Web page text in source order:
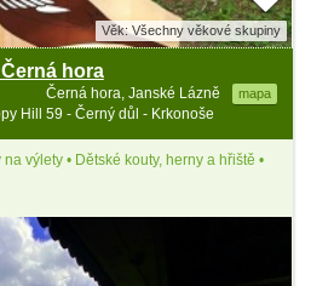
Věk: Všechny věkové skupiny
hora
Černá hora, Janské Lázně mapa
Hill 59 - Černý důl - Krkonoše
výlety • Dětské kouty, herny a hřiště •